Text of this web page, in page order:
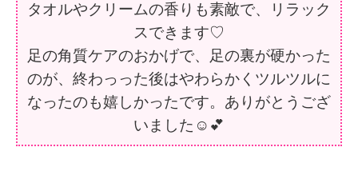
タオルやクリームの香りも素敵で、リラック
スできます♡
足の角質ケアのおかげで、足の裏が硬かった
のが、終わっった後はやわらかくツルツルに
なったのも嬉しかったです。ありがとうござ
いました☺️💕